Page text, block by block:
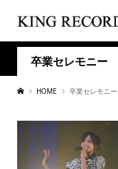
卒業セレモニー
HOME 卒業セレモニー